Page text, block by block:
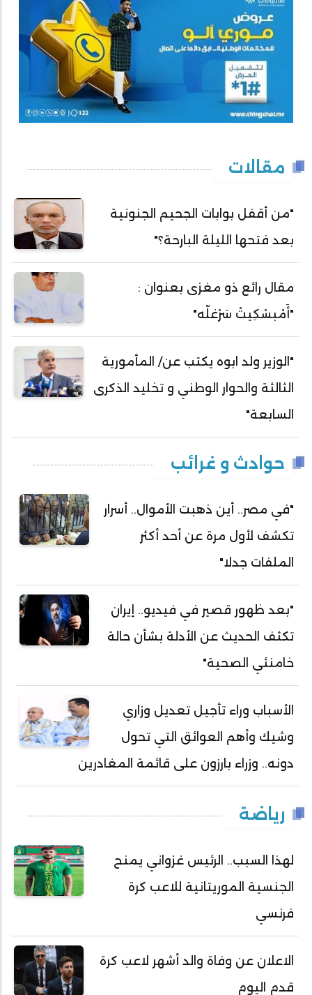
مقالات
"من أقفل بوابات الجحيم الجنونية
بعد فتحها الليلة البارحة؟"
مقال رائع ذو مغزى بعنوان :
"أَمْبسْكِيتْ سَرْغلّه"
"الوزير ولد ابوه يكتب عن/ المأمورية
الثالثة والحوار الوطني و تخليد الذكرى
السابعة"
حوادث و غرائب
"في مصر.. أين ذهبت الأموال.. أسرار
تكشف لأول مرة عن أحد أكثر
الملفات جدلا"
"بعد ظهور قصير في فيديو.. إيران
تكثف الحديث عن الأدلة بشأن حالة
خامنئي الصحية"
الأسباب وراء تأجيل تعديل وزاري
وشيك وأهم العوائق التي تحول
دونه.. وزراء بارزون على قائمة المغادرين
رياضة
لهذا السبب.. الرئيس غزواني يمنح
الجنسية الموريتانية للاعب كرة
فرنسي
الاعلان عن وفاة والد أشهر لاعب كرة
قدم اليوم